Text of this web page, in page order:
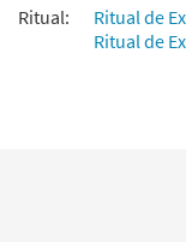
Ritual:
Ritual de
Ritual de